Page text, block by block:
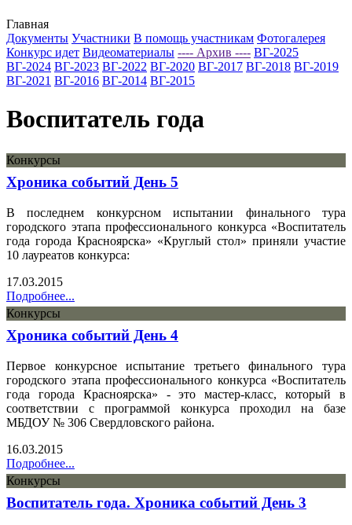
Главная
Документы Участники В помощь участникам Фотогалерея
Конкурс идет Видеоматериалы ---- Архив ---- ВГ-2025
ВГ-2024 ВГ-2023 ВГ-2022 ВГ-2020 ВГ-2017 ВГ-2018 ВГ-2019
ВГ-2021 ВГ-2016 ВГ-2014 ВГ-2015
Воспитатель года
Конкурсы
Хроника событий День 5
В последнем конкурсном испытании финального тура
городского этапа профессионального конкурса «Воспитатель
года города Красноярска» «Круглый стол» приняли участие
10 лауреатов конкурса:
17.03.2015
Подробнее...
Конкурсы
Хроника событий День 4
Первое конкурсное испытание третьего финального тура
городского этапа профессионального конкурса «Воспитатель
года города Красноярска» - это мастер-класс, который в
соответствии с программой конкурса проходил на базе
МБДОУ № 306 Свердловского района.
16.03.2015
Подробнее...
Конкурсы
Воспитатель года. Хроника событий День 3